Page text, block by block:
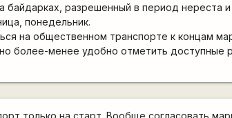
разрешенный в период нереста и
понедельник.
на общественном транспорте к концам
более-менее удобно отметить доступные